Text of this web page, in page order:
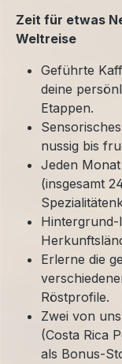
Zeit für etwas
Weltreise
Geführte
deine
Etappen.
nussig bis
Jeden
(insgesamt
Erlerne die
Röstprofile.
Zwei von
(Costa Rica
als Bonus-